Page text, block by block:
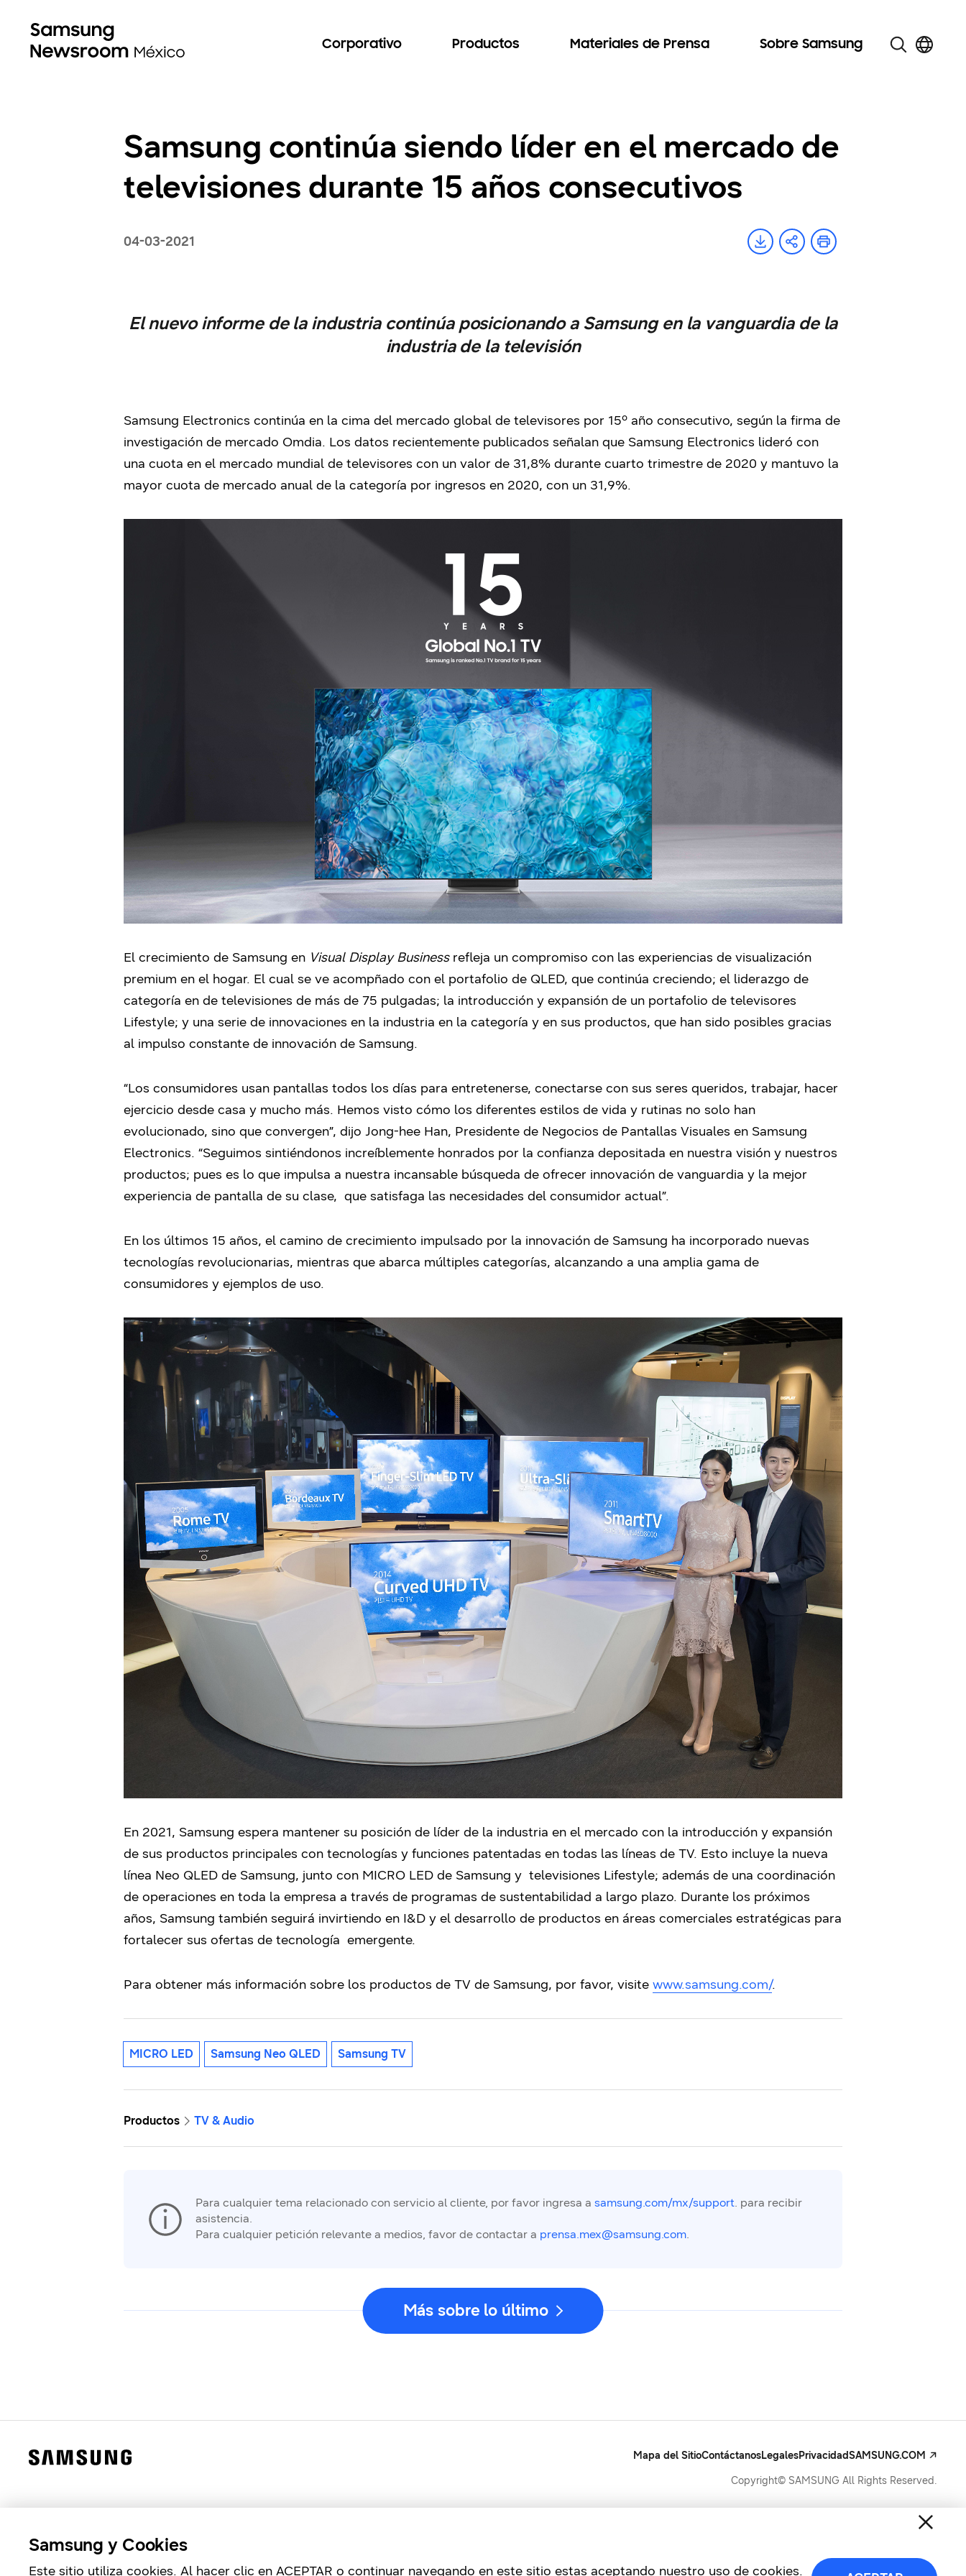
Corporativo Productos Materiales de Prensa Sobre Samsung
Samsung continúa siendo líder en el mercado de
televisiones durante 15 años consecutivos
04-03-2021
El nuevo informe de la industria continúa posicionando a Samsung en la vanguardia de la
industria de la televisión
Samsung Electronics continúa en la cima del mercado global de televisores por 15º año consecutivo, según la firma de
investigación de mercado Omdia. Los datos recientemente publicados señalan que Samsung Electronics lideró con
una cuota en el mercado mundial de televisores con un valor de 31,8% durante cuarto trimestre de 2020 y mantuvo la
mayor cuota de mercado anual de la categoría por ingresos en 2020, con un 31,9%.
El crecimiento de Samsung en Visual Display Businessrefleja un compromiso con las experiencias de visualización
premium en el hogar. El cual se ve acompñado con el portafolio de QLED, que continúa creciendo; el liderazgo de
categoría en de televisiones de más de 75 pulgadas; la introducción y expansión de un portafolio de televisores
Lifestyle; y una serie de innovaciones en la industria en la categoría y en sus productos, que han sido posibles gracias
al impulso constante de innovación de Samsung.
“Los consumidores usan pantallas todos los días para entretenerse, conectarse con sus seres queridos, trabajar, hacer
ejercicio desde casa y mucho más. Hemos visto cómo los diferentes estilos de vida y rutinas no solo han
evolucionado, sino que convergen”, dijo Jong-hee Han, Presidente de Negocios de Pantallas Visuales en Samsung
Electronics. “Seguimos sintiéndonos increíblemente honrados por la confianza depositada en nuestra visión y nuestros
productos; pues es lo que impulsa a nuestra incansable búsqueda de ofrecer innovación de vanguardia y la mejor
experiencia de pantalla de su clase, que satisfaga las necesidades del consumidor actual”.
En los últimos 15 años, el camino de crecimiento impulsado por la innovación de Samsung ha incorporado nuevas
tecnologías revolucionarias, mientras que abarca múltiples categorías, alcanzando a una amplia gama de
consumidores y ejemplos de uso.
En 2021, Samsung espera mantener su posición de líder de la industria en el mercado con la introducción y expansión
de sus productos principales con tecnologías y funciones patentadas en todas las líneas de TV. Esto incluye la nueva
línea Neo QLED de Samsung, junto con MICRO LED de Samsung y televisiones Lifestyle; además de una coordinación
de operaciones en toda la empresa a través de programas de sustentabilidad a largo plazo. Durante los próximos
años, Samsung también seguirá invirtiendo en I&D y el desarrollo de productos en áreas comerciales estratégicas para
fortalecer sus ofertas de tecnología emergente.
Para obtener más información sobre los productos de TV de Samsung, por favor, visite www.samsung.com/.
MICRO LED Samsung Neo QLED Samsung TV
Productos TV & Audio
Para cualquier tema relacionado con servicio al cliente, por favor ingresa a samsung.com/mx/support. para recibir
asistencia.
Para cualquier petición relevante a medios, favor de contactar a prensa.mex@samsung.com.
Más sobre lo último
Mapa del SitioContáctanosLegalesPrivacidadSAMSUNG.COM
Copyright© SAMSUNG All Rights Reserved.
Samsung y Cookies
Este sitio utiliza cookies. Al hacer clic en ACEPTAR o continuar navegando en este sitio estas aceptando nuestro uso de cookies.